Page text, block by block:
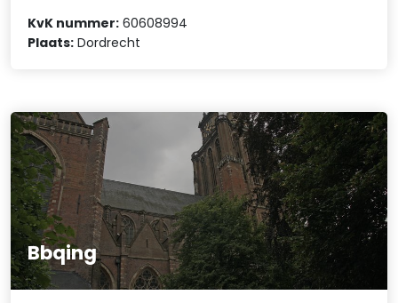
KvK nummer: 60608994
Plaats: Dordrecht
Bbqing